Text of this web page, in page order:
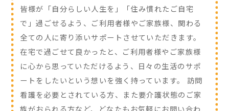
皆様が「自分らしい人生を」「住み慣れたご自宅
で」過ごせるよう、ご利用者様やご家族様、関わる
全ての人に寄り添いサポートさせていただきます。
在宅で過ごせて良かったと、ご利用者様やご家族様
に心から思っていただけるよう、日々の生活のサポ
ートをしたいという想いを強く持っています。 訪問
看護を必要とされている方、また要介護状態のご家
族がおられる方など、どなたもお気軽にお問い合わ